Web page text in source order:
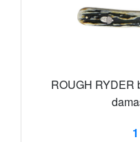
ROUGH RYDER